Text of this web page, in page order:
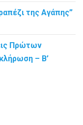
της Αγάπης”
Πρώτων
– B’